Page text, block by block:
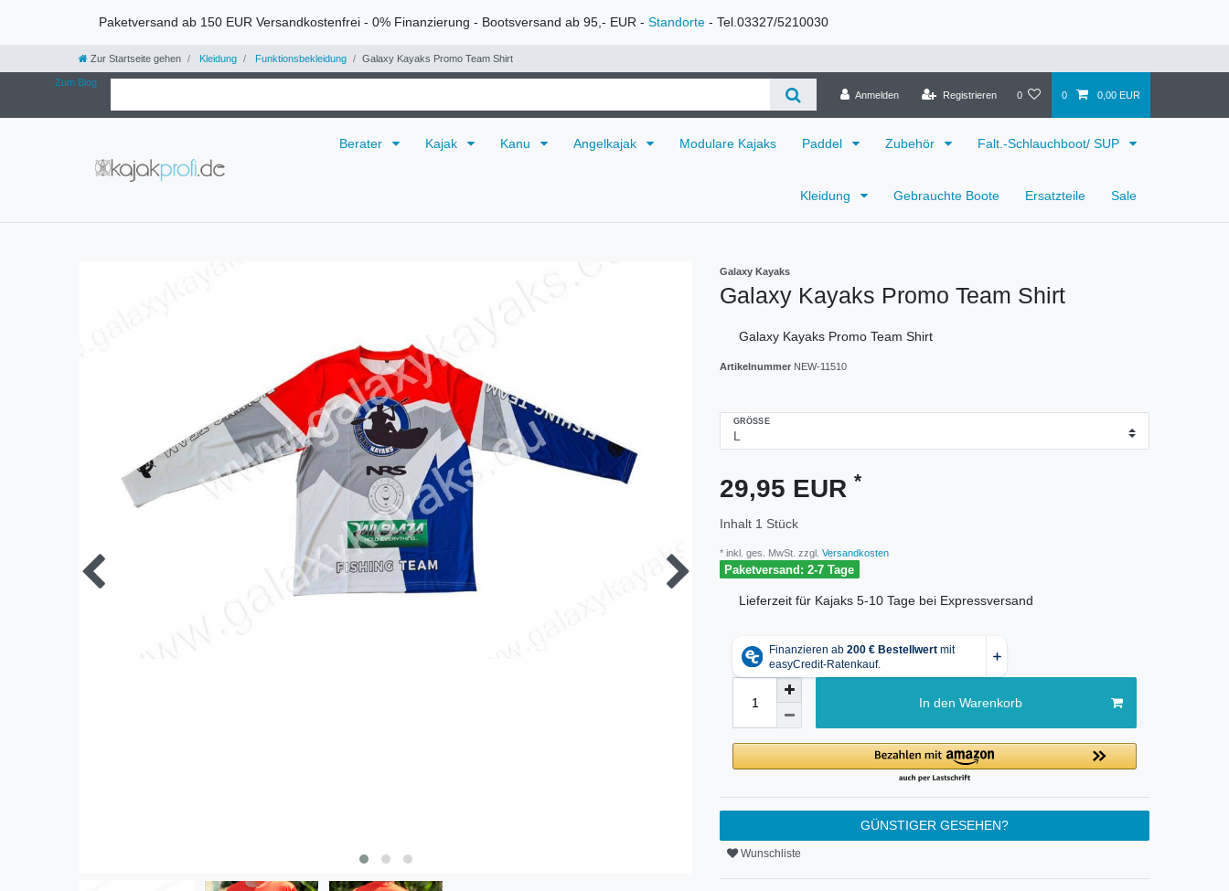
Paketversand ab 150 EUR Versandkostenfrei - 0% Finanzierung - Bootsversand ab 95,- EUR - Standorte - Tel.03327/5210030
Zur Startseite gehen Kleidung Funktionsbekleidung Galaxy Kayaks Promo Team Shirt
Zum Blog
Anmelden
Registrieren 0 0 0,00 EUR
Berater Kajak Kanu Angelkajak Modulare Kajaks Paddel Zubehör Falt.-Schlauchboot/ SUP
Kleidung Gebrauchte Boote Ersatzteile Sale
Galaxy Kayaks
Galaxy Kayaks Promo Team Shirt
Galaxy Kayaks Promo Team Shirt
Artikelnummer NEW-11510
GRÖSSE
29,95 EUR *
Inhalt 1 Stück
* inkl. ges. MwSt. zzgl. Versandkosten
Paketversand: 2-7 Tage
Lieferzeit für Kajaks 5-10 Tage bei Expressversand
In den Warenkorb
GÜNSTIGER GESEHEN?
Wunschliste